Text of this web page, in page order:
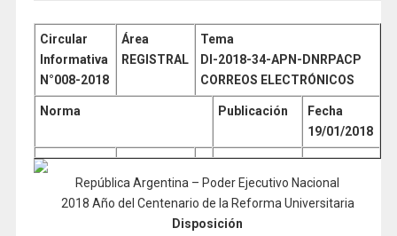
Circular
Informativa
N°008-2018
Área
REGISTRAL
Tema
DI-2018-34-APN-DNRPACP
CORREOS ELECTRÓNICOS
Norma Publicación
Fecha
19/01/2018
República Argentina – Poder Ejecutivo Nacional
2018 Año del Centenario de la Reforma Universitaria
Disposición